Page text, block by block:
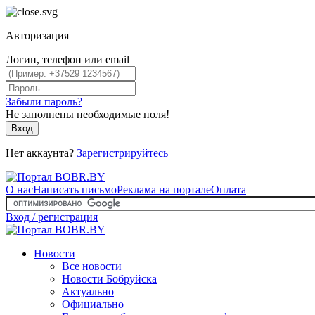
Авторизация
Логин, телефон или email
Забыли пароль?
Не заполнены необходимые поля!
Вход
Нет аккаунта? Зарегистрируйтесь
О насНаписать письмоРеклама на порталеОплата
Вход / регистрация
Новости
Все новости
Новости Бобруйска
Актуально
Официально